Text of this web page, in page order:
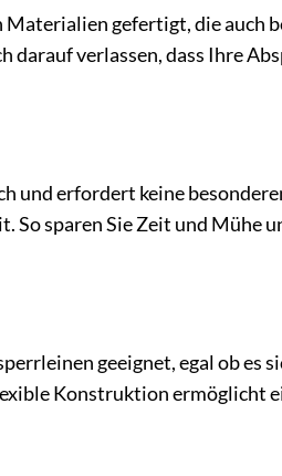
gefertigt, die
verlassen, dass Ihre
und erfordert keine
sparen Sie Zeit und Mühe
geeignet, egal ob es
Konstruktion ermöglicht